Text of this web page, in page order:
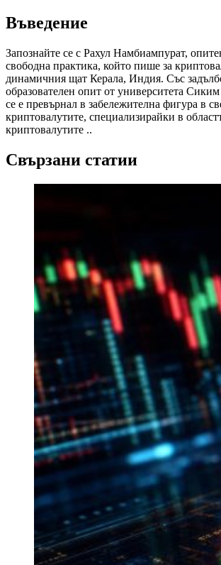
Въведение
Запознайте се с Рахул Намбиампурат,
свободна практика, който пише за
динамичния щат Керала, Индия. Със
образователен опит от университета
се е превърнал в забележителна фигура в
криптовалутите, специализирайки в
криптовалутите ..
Свързани статии